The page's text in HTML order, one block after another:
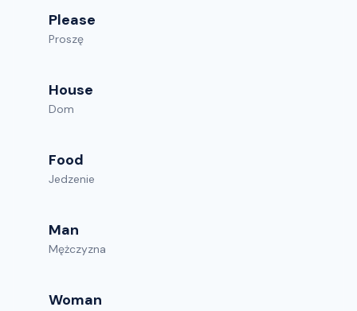
Please
Proszę
House
Dom
Food
Jedzenie
Man
Mężczyzna
Woman